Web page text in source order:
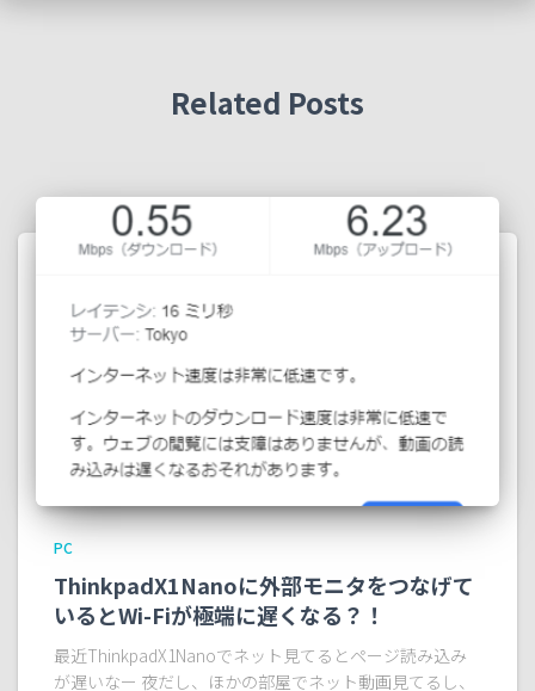
Related Posts
PC
ThinkpadX1Nanoに外部モニタをつなげて
いるとWi-Fiが極端に遅くなる？！
最近ThinkpadX1Nanoでネット見てるとページ読み込み
が遅いなー 夜だし、ほかの部屋でネット動画見てるし、